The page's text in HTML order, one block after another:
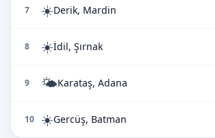
7 ☀️Derik, Mardin
8 ☀️İdil, Şırnak
9 🌤️Karataş, Adana
10 ☀️Gercüş, Batman